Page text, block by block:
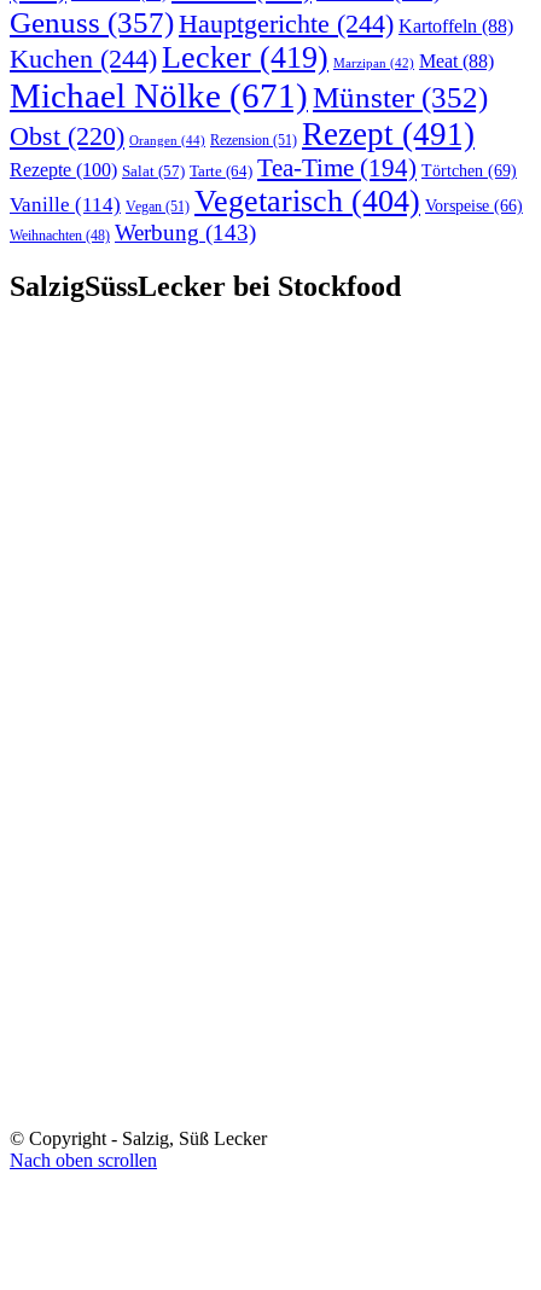
Genuss (357)Hauptgerichte (244) Kartoffeln (88)
Kuchen (244)Lecker (419) Marzipan (42) Meat(88)
Michael Nölke (671)Münster(352)
Obst (220) Orangen (44) Rezension (51) Rezept (491)
Rezepte (100) Salat (57) Tarte (64) Tea-Time (194) Törtchen (69)
Vanille (114) Vegan (51) Vegetarisch (404) Vorspeise (66)
Weihnachten (48) Werbung (143)
SalzigSüssLecker bei Stockfood
© Copyright - Salzig, Süß Lecker
Nach oben scrollen